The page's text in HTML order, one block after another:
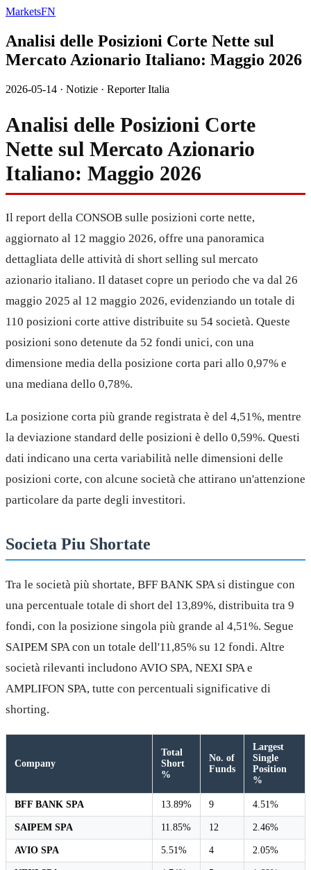
MarketsFN
Analisi delle Posizioni Corte Nette sul
Mercato Azionario Italiano: Maggio 2026
2026-05-14 · Notizie · Reporter Italia
Analisi delle Posizioni Corte
Nette sul Mercato Azionario
Italiano: Maggio 2026
Il report della CONSOB sulle posizioni corte nette,
aggiornato al 12 maggio 2026, offre una panoramica
dettagliata delle attività di short selling sul mercato
azionario italiano. Il dataset copre un periodo che va dal 26
maggio 2025 al 12 maggio 2026, evidenziando un totale di
110 posizioni corte attive distribuite su 54 società. Queste
posizioni sono detenute da 52 fondi unici, con una
dimensione media della posizione corta pari allo 0,97% e
una mediana dello 0,78%.
La posizione corta più grande registrata è del 4,51%, mentre
la deviazione standard delle posizioni è dello 0,59%. Questi
dati indicano una certa variabilità nelle dimensioni delle
posizioni corte, con alcune società che attirano un'attenzione
particolare da parte degli investitori.
Societa Piu Shortate
Tra le società più shortate, BFF BANK SPA si distingue con
una percentuale totale di short del 13,89%, distribuita tra 9
fondi, con la posizione singola più grande al 4,51%. Segue
SAIPEM SPA con un totale dell'11,85% su 12 fondi. Altre
società rilevanti includono AVIO SPA, NEXI SPA e
AMPLIFON SPA, tutte con percentuali significative di
shorting.
Company
Total
Short
%
No. of
Funds
Largest
Single
Position
%
BFF BANK SPA 13.89% 9 4.51%
SAIPEM SPA 11.85% 12 2.46%
AVIO SPA 5.51% 4 2.05%